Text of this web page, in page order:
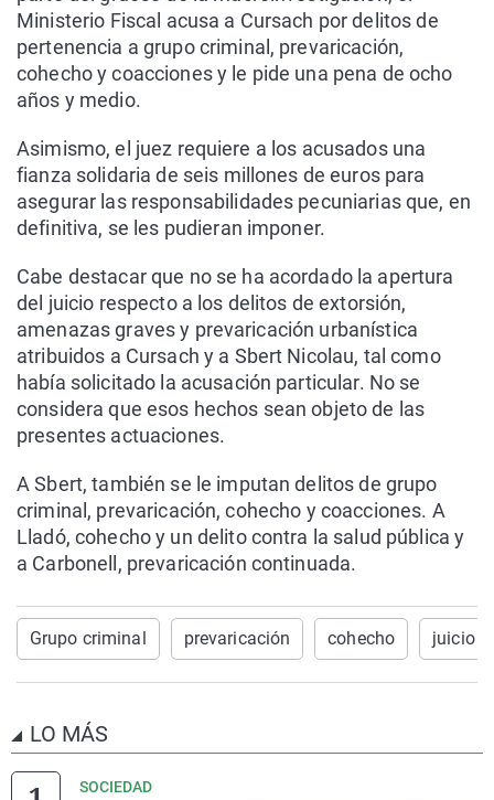
Ministerio Fiscal acusa a Cursach por delitos de
pertenencia a grupo criminal, prevaricación,
cohecho y coacciones y le pide una pena de ocho
años y medio.
Asimismo, el juez requiere a los acusados una
fianza solidaria de seis millones de euros para
asegurar las responsabilidades pecuniarias que, en
definitiva, se les pudieran imponer.
Cabe destacar que no se ha acordado la apertura
del juicio respecto a los delitos de extorsión,
amenazas graves y prevaricación urbanística
atribuidos a Cursach y a Sbert Nicolau, tal como
había solicitado la acusación particular. No se
considera que esos hechos sean objeto de las
presentes actuaciones.
A Sbert, también se le imputan delitos de grupo
criminal, prevaricación, cohecho y coacciones. A
Lladó, cohecho y un delito contra la salud pública y
a Carbonell, prevaricación continuada.
Grupo criminal prevaricación cohecho juicio
LO MÁS
SOCIEDAD